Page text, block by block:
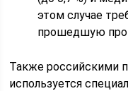
этом случае
прошедшую
Также российскими
используется